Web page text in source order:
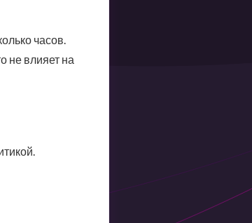
часов.
не влияет на